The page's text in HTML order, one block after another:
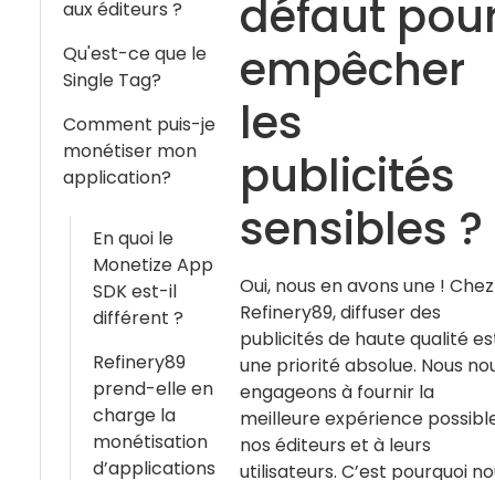
aux éditeurs ?
Qu'est-ce que le
Single Tag?
Comment puis-je
monétiser mon
application?
En quoi le
Monetize App
SDK est-il
différent ?
Refinery89
prend-elle en
charge la
monétisation
d’applications
défaut
empêcher
les
publicités
sensibles ?
Oui, nous en avons une ! Chez
Refinery89, diffuser des
publicités de haute qualité
une priorité absolue. Nous
engageons à fournir la
meilleure expérience
nos éditeurs et à leurs
utilisateurs. C’est pourquoi